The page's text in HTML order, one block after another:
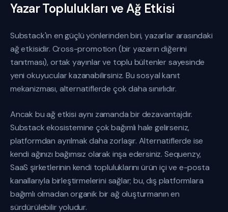
Yazar Toplulukları ve Ağ Etkisi
Substack'in en güçlü yönlerinden biri, yazarlar arasındaki
ağ etkisidir. Cross-promotion (bir yazarın diğerini
tanıtması), ortak yayınlar ve toplu bültenler sayesinde
yeni okuyucular kazanabilirsiniz. Bu sosyal kanıt
mekanizması, alternatiflerde çok daha sınırlıdır.
Ancak bu ağ etkisi aynı zamanda bir dezavantajdır.
Substack ekosistemine çok bağımlı hale gelirseniz,
platformdan ayrılmak daha zorlaşır. Alternatiflerde ise
kendi ağınızı bağımsız olarak inşa edersiniz. Sequenzy,
SaaS şirketlerinin kendi topluluklarını ürün içi ve e-posta
kanallarıyla birleştirmelerini sağlar; bu, dış platformlara
bağımlı olmadan organik bir ağ oluşturmanın en
sürdürülebilir yoludur.